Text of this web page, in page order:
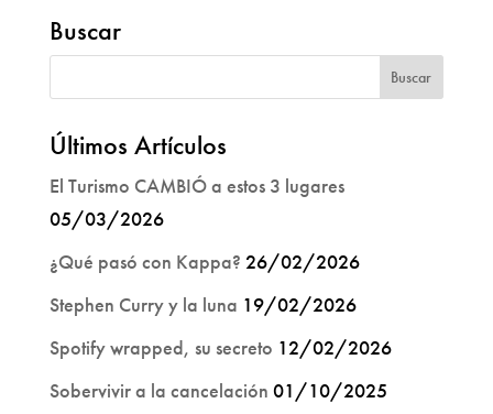
Buscar
Últimos Artículos
El Turismo CAMBIÓ a estos 3 lugares
05/03/2026
¿Qué pasó con Kappa? 26/02/2026
Stephen Curry y la luna 19/02/2026
Spotify wrapped, su secreto 12/02/2026
Sobervivir a la cancelación 01/10/2025